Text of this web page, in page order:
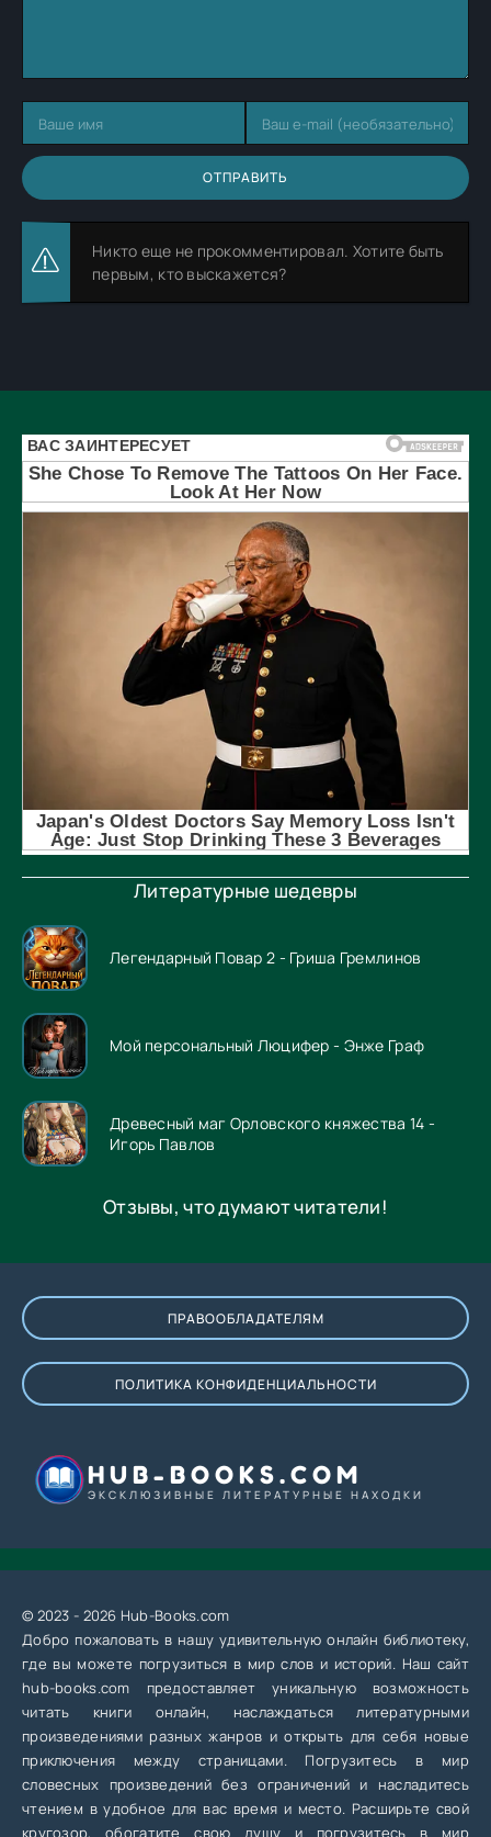
Литературные шедевры
Легендарный Повар 2 - Гриша Гремлинов
Мой персональный Люцифер - Энже Граф
Древесный маг Орловского княжества 14 -
Игорь Павлов
Отзывы, что думают читатели!
ОТПРАВИТЬ
Никто еще не прокомментировал. Хотите быть
первым, кто выскажется?
ПРАВООБЛАДАТЕЛЯМ
ПОЛИТИКА КОНФИДЕНЦИАЛЬНОСТИ
HUB-BOOKS.COM
ЭКСКЛЮЗИВНЫЕ ЛИТЕРАТУРНЫЕ НАХОДКИ
© 2023 - 2026 Hub-Books.com
Добро пожаловать в нашу удивительную онлайн библиотеку,
где вы можете погрузиться в мир слов и историй. Наш сайт
hub-books.com предоставляет уникальную возможность
читать книги онлайн, наслаждаться литературными
произведениями разных жанров и открыть для себя новые
приключения между страницами. Погрузитесь в мир
словесных произведений без ограничений и насладитесь
чтением в удобное для вас время и место. Расширьте свой
кругозор, обогатите свою душу и погрузитесь в мир